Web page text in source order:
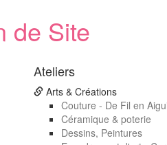
de Site
Ateliers
Arts & Créations
Couture - De Fil en
Céramique & poterie
Dessins, Peintures